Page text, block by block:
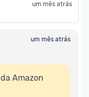
um mês atrás
um mês atrás
Amazon